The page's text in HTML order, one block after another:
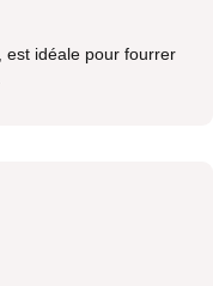
est idéale pour fourrer